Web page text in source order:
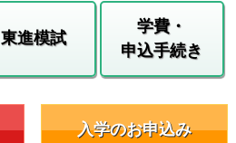
東進模試
学費・
申込手続き
入学のお申込み